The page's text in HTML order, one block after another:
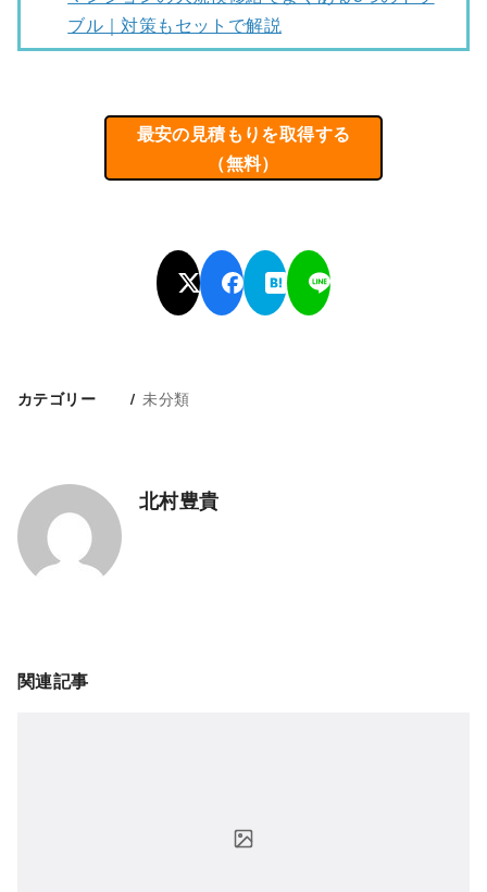
ブル｜対策もセットで解説
最安の見積もりを取得する
（無料）
カテゴリー 未分類
北村豊貴
関連記事